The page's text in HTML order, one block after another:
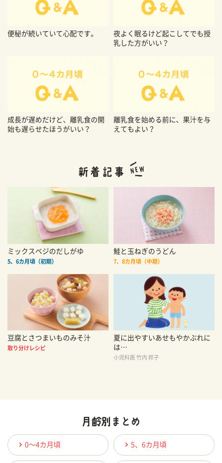
便秘が続いていて心配です。
夜よく眠るけど起こしてでも授
乳した方がいい？
成長が遅めだけど、離乳食の開
始も遅らせたほうがいい？
離乳食を始める前に、果汁を与
えてもよい？
ミックスベジのだしがゆ
5、6カ月頃（初期）
鮭と玉ねぎのうどん
7、8カ月頃（中期）
豆腐とさつまいものみそ汁
取り分けレシピ
夏に出やすいあせもやかぶれに
は…
小児科医 竹内 邦子
0〜4カ月頃 5、6カ月頃